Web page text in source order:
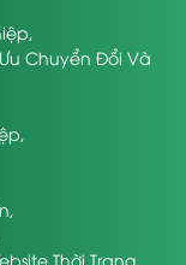
Chuyển Đổi Và
Thời Trang